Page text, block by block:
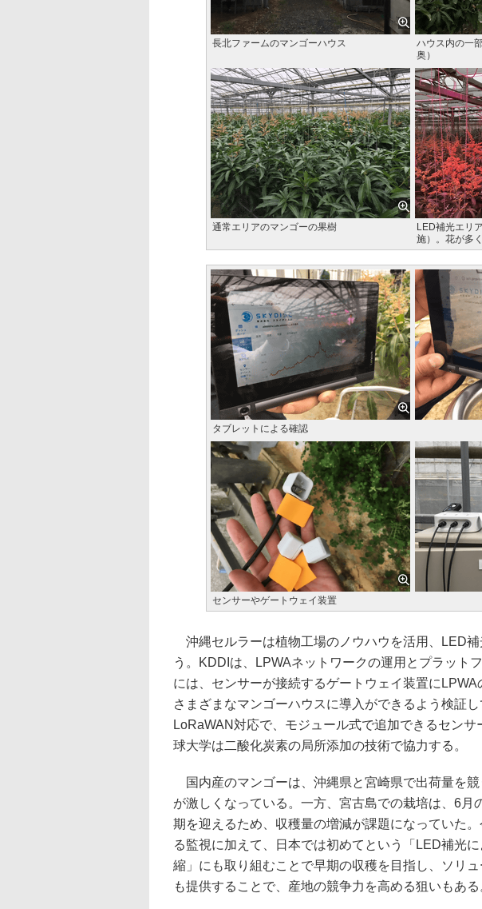
長北ファームのマンゴーハウス
ハウス内の一
奥）
通常エリアのマンゴーの果樹
LED補光エリ
施）。花が多
タブレットによる確認
センサーやゲートウェイ装置
沖縄セルラーは植物工場のノウハウを活用、LED
う。KDDIは、LPWAネットワークの運用とプラット
には、センサーが接続するゲートウェイ装置にLPWA
さまざまなマンゴーハウスに導入ができるよう検証し
LoRaWAN対応で、モジュール式で追加できるセン
球大学は二酸化炭素の局所添加の技術で協力する。
国内産のマンゴーは、沖縄県と宮崎県で出荷量を
が激しくなっている。一方、宮古島での栽培は、6月
期を迎えるため、収穫量の増減が課題になっていた
る監視に加えて、日本では初めてという「LED補光
縮」にも取り組むことで早期の収穫を目指し、ソリ
も提供することで、産地の競争力を高める狙いもある